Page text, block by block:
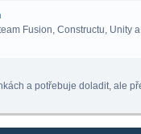
Fusion, Constructu, Unity
a potřebuje doladit, ale